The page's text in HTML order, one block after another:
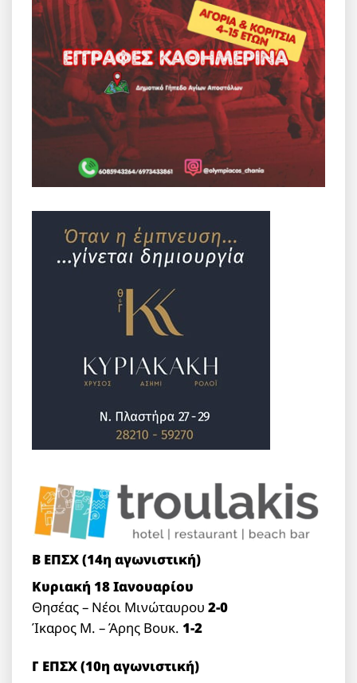
Β ΕΠΣΧ (14η αγωνιστική)
Κυριακή 18 Ιανουαρίου
Θησέας – Νέοι Μινώταυρου2-0
Ίκαρος Μ. – Άρης Βουκ.1-2
Γ ΕΠΣΧ (10η αγωνιστική)